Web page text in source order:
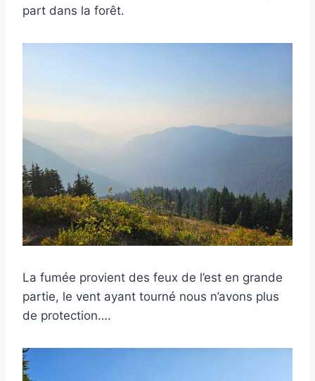
part dans la forêt.
La fumée provient des feux de l’est en grande
partie, le vent ayant tourné nous n’avons plus
de protection….